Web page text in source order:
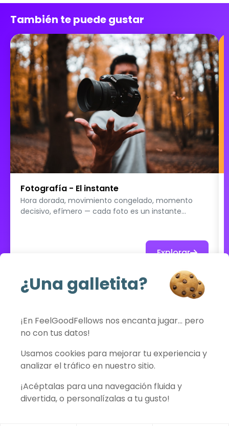
También te puede gustar
Fotografía - El instante
Hora dorada, movimiento congelado, momento
decisivo, efímero — cada foto es un instante
breve desafío fotográfico en solitario.
Explorar
Ver todo el catálogo
¿Una galletita?
¡En FeelGoodFellows nos encanta jugar… pero
no con tus datos!
Usamos cookies para mejorar tu experiencia y
analizar el tráfico en nuestro sitio.
¡Acéptalas para una navegación fluida y
divertida, o personalízalas a tu gusto!
FeelGoodFellows
ContactoPolítica de privacidadCondiciones de uso
Preferencias de cookies